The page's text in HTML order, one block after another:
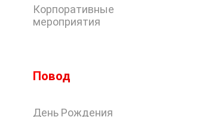
Корпоративные
мероприятия
Повод
День Рождения